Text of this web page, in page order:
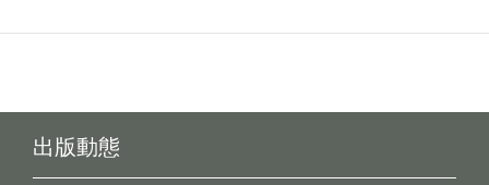
出版動態